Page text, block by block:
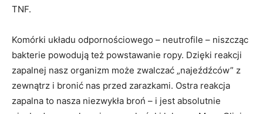
TNF.
Komórki układu odpornościowego – neutrofile – niszcząc
bakterie powodują też powstawanie ropy. Dzięki reakcji
zapalnej nasz organizm może zwalczać „najeźdźców” z
zewnątrz i bronić nas przed zarazkami. Ostra reakcja
zapalna to nasza niezwykła broń – i jest absolutnie